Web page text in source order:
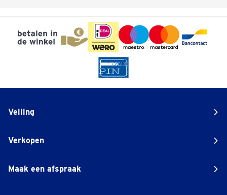
Veiling
Verkopen
Maak een afspraak